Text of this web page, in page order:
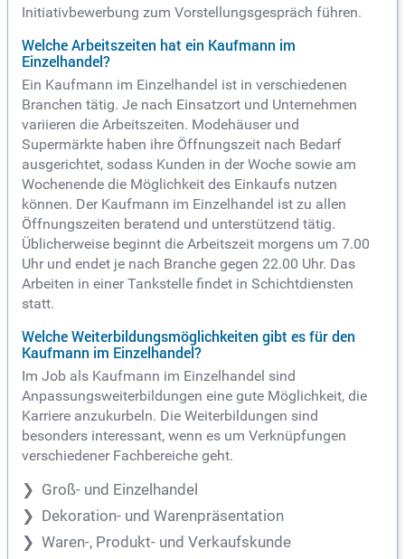
Initiativbewerbung zum Vorstellungsgespräch führen.
Welche Arbeitszeiten hat ein Kaufmann im
Einzelhandel?
Ein Kaufmann im Einzelhandel ist in verschiedenen
Branchen tätig. Je nach Einsatzort und Unternehmen
variieren die Arbeitszeiten. Modehäuser und
Supermärkte haben ihre Öffnungszeit nach Bedarf
ausgerichtet, sodass Kunden in der Woche sowie am
Wochenende die Möglichkeit des Einkaufs nutzen
können. Der Kaufmann im Einzelhandel ist zu allen
Öffnungszeiten beratend und unterstützend tätig.
Üblicherweise beginnt die Arbeitszeit morgens um 7.00
Uhr und endet je nach Branche gegen 22.00 Uhr. Das
Arbeiten in einer Tankstelle findet in Schichtdiensten
statt.
Welche Weiterbildungsmöglichkeiten gibt es für den
Kaufmann im Einzelhandel?
Im Job als Kaufmann im Einzelhandel sind
Anpassungsweiterbildungen eine gute Möglichkeit, die
Karriere anzukurbeln. Die Weiterbildungen sind
besonders interessant, wenn es um Verknüpfungen
verschiedener Fachbereiche geht.
Groß- und Einzelhandel
Dekoration- und Warenpräsentation
Waren-, Produkt- und Verkaufskunde